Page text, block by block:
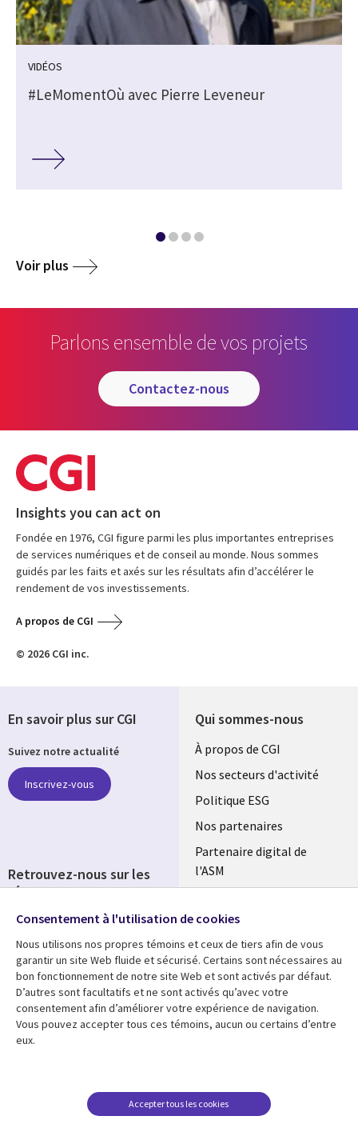
VIDÉOS
#LeMomentOù avec Pierre Leveneur
Voir plus
Parlons ensemble de vos projets
contactez-nous
Insights you can act on
Fondée en 1976, CGI figure parmi les plus importantes entreprises
de services numériques et de conseil au monde. Nous sommes
guidés par les faits et axés sur les résultats afin d’accélérer le
rendement de vos investissements.
A propos de CGI
© 2026 CGI inc.
Qui sommes-nous
Useful
links
FRANCE
À propos de CGI
Nos secteurs d'activité
Politique ESG
Nos partenaires
Partenaire digital de
l'ASM
Fusions
Ressources
Library
Links
Articles
Blog
Support
Legal
Accessibilité
conditions juridiques
FAQ Carrières
En savoir plus sur CGI
Suivez notre actualité
Inscrivez-vous
Retrouvez-nous sur les
réseaux
Social
Media
FRANCE
Consentement à l'utilisation de cookies
Nous utilisons nos propres témoins et ceux de tiers afin de vous
garantir un site Web fluide et sécurisé. Certains sont nécessaires au
bon fonctionnement de notre site Web et sont activés par défaut.
D’autres sont facultatifs et ne sont activés qu’avec votre
consentement afin d’améliorer votre expérience de navigation.
Vous pouvez accepter tous ces témoins, aucun ou certains d’entre
eux.
Accepter tous les cookies